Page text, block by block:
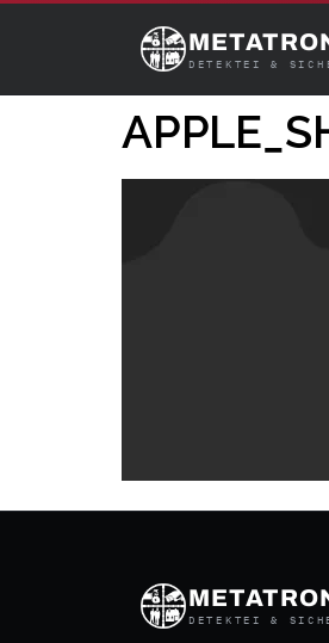
DETEKTEI &
DETEKTEI &